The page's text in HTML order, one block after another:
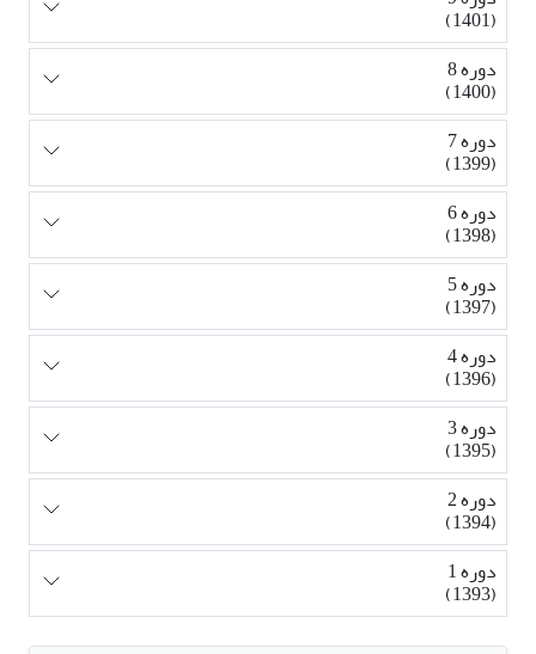
(1401)
دوره 8
(1400)
دوره 7
(1399)
دوره 6
(1398)
دوره 5
(1397)
دوره 4
(1396)
دوره 3
(1395)
دوره 2
(1394)
دوره 1
(1393)